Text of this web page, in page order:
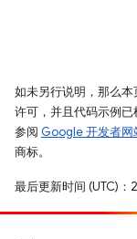
如未另行说明，那么
许可，并且代码示例已
参阅 Google 开发者网
商标。
最后更新时间 (UTC)：